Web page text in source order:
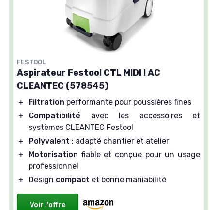
FESTOOL
Aspirateur Festool CTL MIDI I AC
CLEANTEC (578545)
＋ Filtration performante pour poussières fines
＋
Compatibilité avec les accessoires et
systèmes CLEANTEC Festool
＋
Polyvalent : adapté chantier et atelier
＋
Motorisation fiable et conçue pour un usage
professionnel
＋
Design compact et bonne maniabilité
Voir l'offre